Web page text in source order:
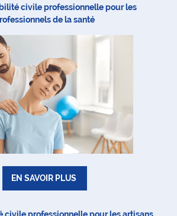
civile professionnelle pour les
de la santé
EN SAVOIR PLUS